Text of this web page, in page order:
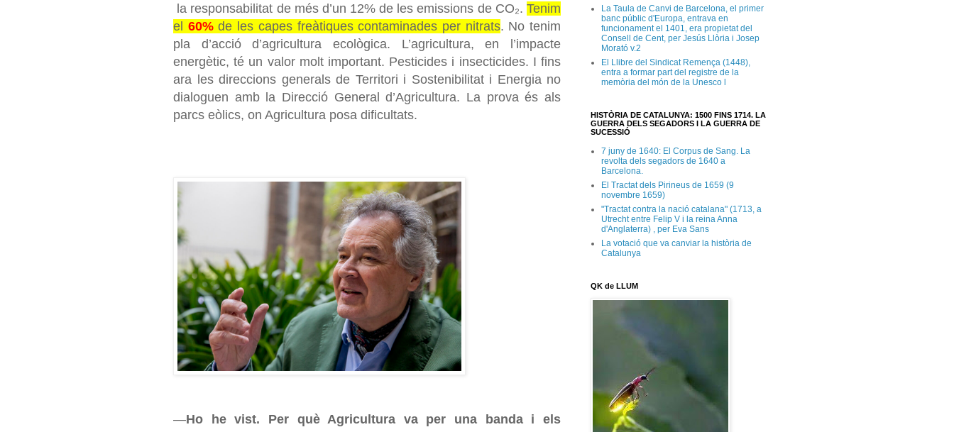
la responsabilitat de més d’un 12% de les emissions de CO₂. Tenim
el 60%de les capes freàtiques contaminades per nitrats. No tenim
pla d’acció d’agricultura ecològica. L’agricultura, en l’impacte
energètic, té un valor molt important. Pesticides i insecticides. I fins
ara les direccions generals de Territori i Sostenibilitat i Energia no
dialoguen amb la Direcció General d’Agricultura. La prova és als
parcs eòlics, on Agricultura posa dificultats.
—Ho he vist. Per què Agricultura va per una banda i els
La Taula de Canvi de Barcelona, el primer
banc públic d'Europa, entrava en
funcionament el 1401, era propietat del
Consell de Cent, per Jesús Llòria i Josep
Morató v.2
El Llibre del Sindicat Remença (1448),
entra a formar part del registre de la
memòria del món de la Unesco l
HISTÒRIA DE CATALUNYA: 1500 FINS 1714. LA
GUERRA DELS SEGADORS I LA GUERRA DE
SUCESSIÓ
7 juny de 1640: El Corpus de Sang. La
revolta dels segadors de 1640 a
Barcelona.
El Tractat dels Pirineus de 1659 (9
novembre 1659)
"Tractat contra la nació catalana" (1713, a
Utrecht entre Felip V i la reina Anna
d'Anglaterra) , per Eva Sans
La votació que va canviar la història de
Catalunya
QK de LLUM